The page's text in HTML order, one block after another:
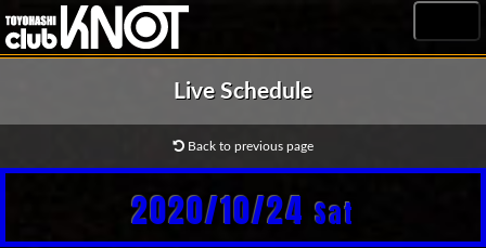
Live Schedule
Back to previous page
2020/10/24 Sat